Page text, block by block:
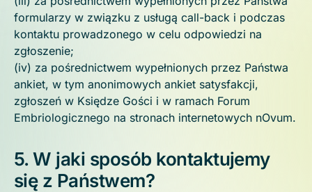
formularzy w związku z usługą call-back i podczas
kontaktu prowadzonego w celu odpowiedzi na
zgłoszenie;
(iv) za pośrednictwem wypełnionych przez Państwa
ankiet, w tym anonimowych ankiet satysfakcji,
zgłoszeń w Księdze Gości i w ramach Forum
Embriologicznego na stronach internetowych nOvum.
5. W jaki sposób kontaktujemy
się z Państwem?